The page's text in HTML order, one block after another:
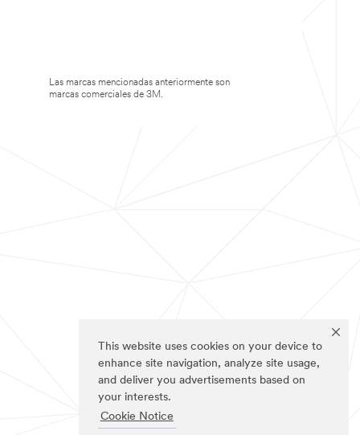
This website uses cookies on your device to
enhance site navigation, analyze site usage,
and deliver you advertisements based on
your interests.
Cookie Notice
Las marcas mencionadas anteriormente son
marcas comerciales de 3M.